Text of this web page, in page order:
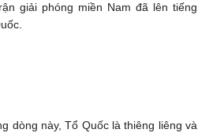
giải phóng miền Nam đã lên tiếng
dòng này, Tổ Quốc là thiêng liêng và